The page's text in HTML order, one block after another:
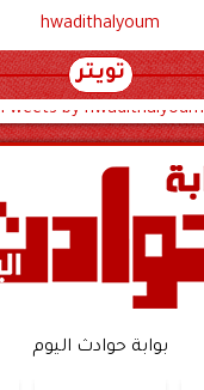
hwadithalyoum
تويتر
Tweets by hwadithalyoum
بوابة حوادث اليوم